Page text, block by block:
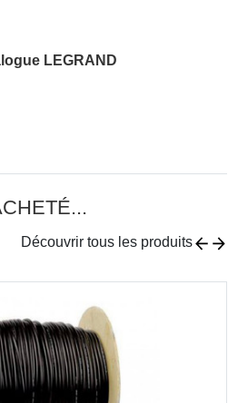
LEGRAND
Découvrir tous les produits